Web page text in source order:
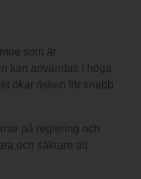
som är
kan användas i höga
ökar risken för snabb
på reglering och
och säkrare att